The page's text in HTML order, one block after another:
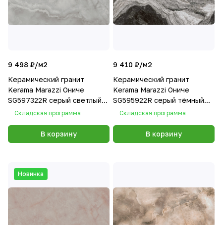
9 498 ₽/м2
Керамический гранит
Kerama Marazzi Ониче
SG597322R серый светлый
лаппатированный
Складская программа
В корзину
9 410 ₽/м2
Керамический гранит
Kerama Marazzi Ониче
SG595922R серый тёмный
лаппатированный
SG595902R)
Складская программа
В корзину
Новинка